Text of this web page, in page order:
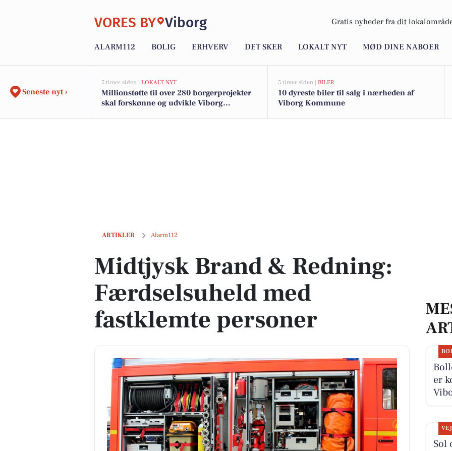
VORES BY Viborg Gratis nyheder fra dit
ALARM112 BOLIG ERHVERV DET SKER LOKALT NYT MØD DINE NABOER
Seneste nyt ›
5 timer siden | LOKALT NYT
Millionstøtte til over 280 borgerprojekter
skal forskønne og udvikle Viborg
5 timer siden | BILER
10 dyreste biler til salg i nærheden af
Viborg Kommune
ARTIKLER Alarm112
Midtjysk Brand & Redning: Færdselsuheld med fastklemte personer
Midtjysk Brand & Redning:
Færdselsuheld med
fastklemte personer
er
Sol